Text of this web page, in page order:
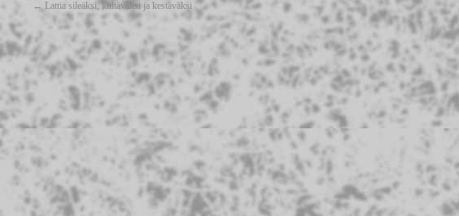
← Lattia sileäksi, kiiltäväksi ja kestäväksi